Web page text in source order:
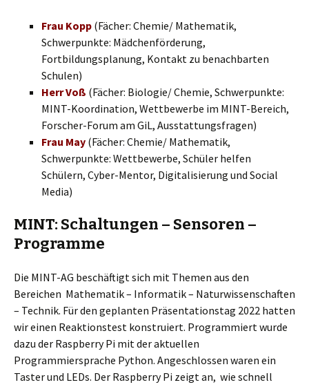
Frau Kopp (Fächer: Chemie/ Mathematik,
Schwerpunkte: Mädchenförderung,
Fortbildungsplanung, Kontakt zu benachbarten
Schulen)
Herr Voß (Fächer: Biologie/ Chemie, Schwerpunkte:
MINT-Koordination, Wettbewerbe im MINT-Bereich,
Forscher-Forum am GiL, Ausstattungsfragen)
Frau May (Fächer: Chemie/ Mathematik,
Schwerpunkte: Wettbewerbe, Schüler helfen
Schülern, Cyber-Mentor, Digitalisierung und Social
Media)
MINT: Schaltungen – Sensoren –
Programme
Die MINT-AG beschäftigt sich mit Themen aus den
Bereichen Mathematik – Informatik – Naturwissenschaften
– Technik. Für den geplanten Präsentationstag 2022 hatten
wir einen Reaktionstest konstruiert. Programmiert wurde
dazu der Raspberry Pi mit der aktuellen
Programmiersprache Python. Angeschlossen waren ein
Taster und LEDs. Der Raspberry Pi zeigt an, wie schnell